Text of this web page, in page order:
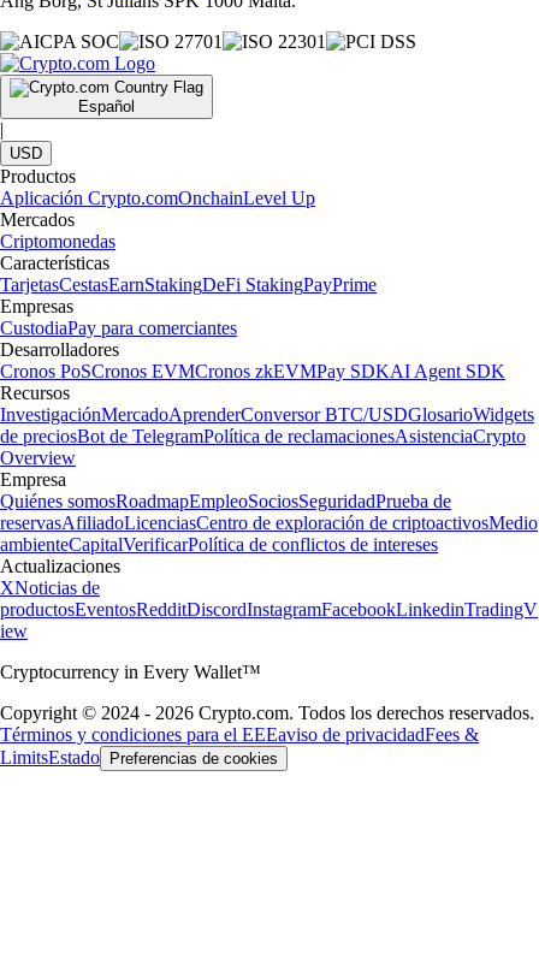
Español
|
USD
Productos
Aplicación Crypto.comOnchainLevel Up
Mercados
Criptomonedas
Características
TarjetasCestasEarnStakingDeFi StakingPayPrime
Empresas
CustodiaPay para comerciantes
Desarrolladores
Cronos PoSCronos EVMCronos zkEVMPay SDKAI Agent SDK
Recursos
InvestigaciónMercadoAprenderConversor BTC/USDGlosarioWidgets
de preciosBot de TelegramPolítica de reclamacionesAsistenciaCrypto
Overview
Empresa
Quiénes somosRoadmapEmpleoSociosSeguridadPrueba de
reservasAfiliadoLicenciasCentro de exploración de criptoactivosMedio
ambienteCapitalVerificarPolítica de conflictos de intereses
Actualizaciones
XNoticias de
productosEventosRedditDiscordInstagramFacebookLinkedinTradingV
iew
Cryptocurrency in Every Wallet™
Copyright © 2024 - 2026 Crypto.com. Todos los derechos reservados.
Términos y condiciones para el EEEaviso de privacidadFees &
LimitsEstado Preferencias de cookies